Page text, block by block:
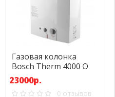
Газовая колонка
Bosch Therm 4000 O
WR 13-2B
23000р.
0 отзывов